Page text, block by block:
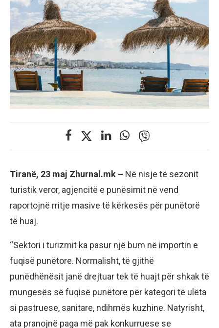
Tiranë, 23 maj Zhurnal.mk – Në nisje të sezonit
turistik veror, agjencitë e punësimit në vend
raportojnë rritje masive të kërkesës për punëtorë
të huaj.
“Sektori i turizmit ka pasur një bum në importin e
fuqisë punëtore. Normalisht, të gjithë
punëdhënësit janë drejtuar tek të huajt për shkak të
mungesës së fuqisë punëtore për kategori të ulëta
si pastruese, sanitare, ndihmës kuzhine. Natyrisht,
ata pranojnë paga më pak konkurruese se